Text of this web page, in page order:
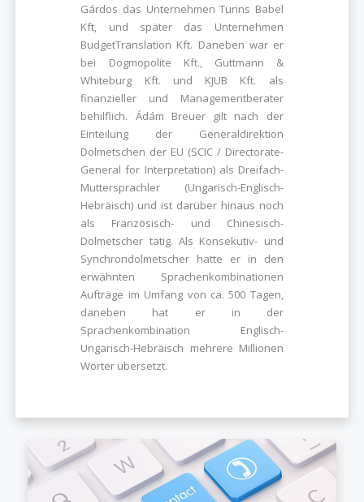
Gárdos das Unternehmen Turins Babel
Kft, und später das Unternehmen
BudgetTranslation Kft. Daneben war er
bei Dogmopolite Kft., Guttmann &
Whiteburg Kft. und KJUB Kft. als
finanzieller und Managementberater
behilflich. Ádám Breuer gilt nach der
Einteilung der Generaldirektion
Dolmetschen der EU (SCIC / Directorate-
General for Interpretation) als Dreifach-
Muttersprachler (Ungarisch-Englisch-
Hebräisch) und ist darüber hinaus noch
als Französisch- und Chinesisch-
Dolmetscher tätig. Als Konsekutiv- und
Synchrondolmetscher hatte er in den
erwähnten Sprachenkombinationen
Aufträge im Umfang von ca. 500 Tagen,
daneben hat er in der
Sprachenkombination Englisch-
Ungarisch-Hebräisch mehrere Millionen
Wörter übersetzt.